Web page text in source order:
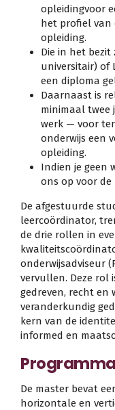
opleidingvoor
het profiel van
opleiding.
Die in het bezit
universitair) of
een diploma
Daarnaast is
minimaal twee
werk — voor
onderwijs een
opleiding.
Indien je geen
ons op voor de
De afgestuurde
leercoördinator,
de drie rollen in
onderwijsadviseur
vervullen. Deze rol
gedreven, recht en
veranderkundig
kern van de
informed en
Programma
De master bevat
horizontale en